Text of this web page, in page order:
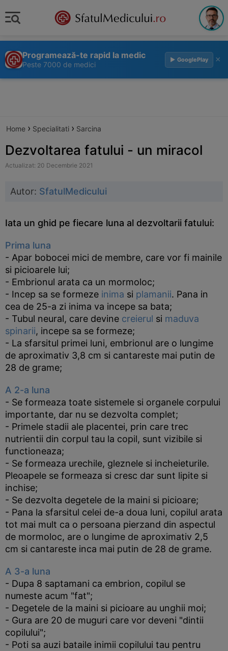
Programează-te rapid la medic
Peste 7000 de medici
▶ GooglePlay ×
Home › Specialitati › Sarcina
Dezvoltarea fatului - un miracol
Actualizat: 20 Decembrie 2021
Autor: SfatulMedicului
Iata un ghid pe fiecare luna al dezvoltarii fatului:
Prima luna
- Apar bobocei mici de membre, care vor fi mainile
si picioarele lui;
- Embrionul arata ca un mormoloc;
- Incep sa se formeze inima si plamanii. Pana in
cea de 25-a zi inima va incepe sa bata;
- Tubul neural, care devine creierul si maduva
spinarii, incepe sa se formeze;
- La sfarsitul primei luni, embrionul are o lungime
de aproximativ 3,8 cm si cantareste mai putin de
28 de grame;
A 2-a luna
- Se formeaza toate sistemele si organele corpului
importante, dar nu se dezvolta complet;
- Primele stadii ale placentei, prin care trec
nutrientii din corpul tau la copil, sunt vizibile si
functioneaza;
- Se formeaza urechile, gleznele si incheieturile.
Pleoapele se formeaza si cresc dar sunt lipite si
inchise;
- Se dezvolta degetele de la maini si picioare;
- Pana la sfarsitul celei de-a doua luni, copilul arata
tot mai mult ca o persoana pierzand din aspectul
de mormoloc, are o lungime de aproximativ 2,5
cm si cantareste inca mai putin de 28 de grame.
A 3-a luna
- Dupa 8 saptamani ca embrion, copilul se
numeste acum "fat";
- Degetele de la maini si picioare au unghii moi;
- Gura are 20 de muguri care vor deveni "dintii
copilului";
- Poti sa auzi bataile inimii copilului tau pentru